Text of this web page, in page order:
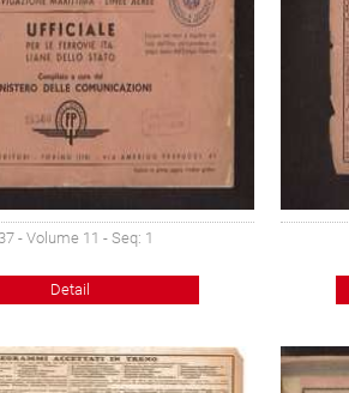
- Volume 11 - Seq: 1
Detail